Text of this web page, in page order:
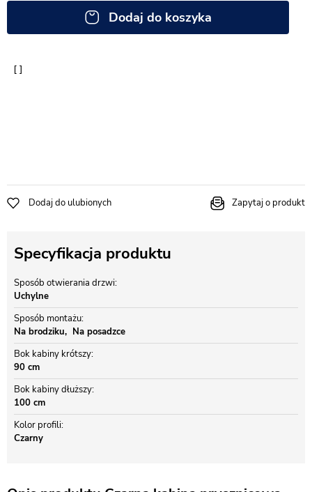
Dodaj do koszyka
Dodaj do ulubionych Zapytaj o produkt
Specyfikacja produktu
Sposób otwierania drzwi
Uchylne
Sposób montażu
Na brodziku
Na posadzce
Bok kabiny krótszy
90 cm
Bok kabiny dłuższy
100 cm
Kolor profili
Czarny